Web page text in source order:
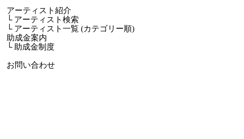
アーティスト紹介
└ アーティスト検索
└ アーティスト一覧 (カテゴリー順)
助成金案内
└ 助成金制度
お問い合わせ